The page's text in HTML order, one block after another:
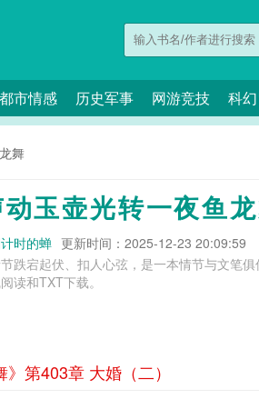
都市情感 历史军事 网游竞技 科
舞
玉壶光转一夜鱼
时的蝉 更新时间：2025-12-23 20:09:59
跌宕起伏、扣人心弦，是一本情节与文笔
读和TXT下载。
第403章 大婚（二）